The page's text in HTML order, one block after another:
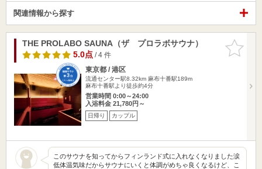
関連情報から探す
お気に入
りに追加
THE PROLABO SAUNA（ザ プロラボサウナ）
5.0点/ 4 件
東京都 / 港区
流通センター駅8.32km 麻布十番駅189m
麻布十番駅より徒歩約4分
営業時間 0:00～24:00
入浴料金 21,780円～
日帰り カップル
このサウナを知ってからフィンランド式に入れなくなりました涙
低体温気味だからサウナにいくと体調がめちゃ良くなるけど、こ